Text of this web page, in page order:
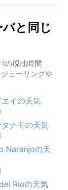
と同じ
の現地時間
ューリングや
イの天気
ナモの天気
の天
Ríoの天気